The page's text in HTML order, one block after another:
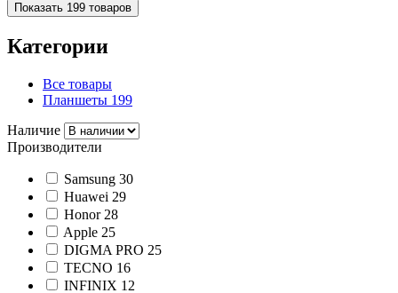
Показать 199 товаров
Категории
Все товары
Планшеты 199
Наличие
Производители
Samsung 30
Huawei 29
Honor 28
Apple 25
DIGMA PRO 25
TECNO 16
INFINIX 12